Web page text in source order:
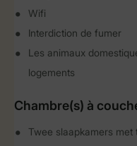
Wifi
Interdiction de fumer
Les animaux
logements
Chambre(s) à
Twee slaapkamers met